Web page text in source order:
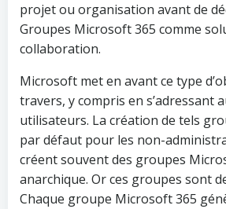
projet ou organisation avant de
Groupes Microsoft 365 comme
collaboration.
Microsoft met en avant ce type
travers, y compris en s’adressant
utilisateurs. La création de tels
par défaut pour les non-
créent souvent des groupes
anarchique. Or ces groupes sont
Chaque groupe Microsoft 365